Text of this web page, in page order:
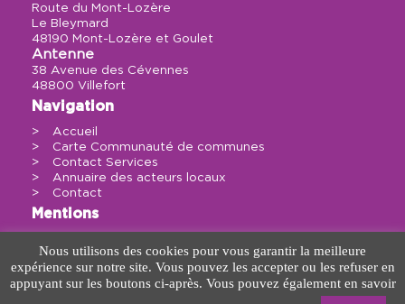
Route du Mont-Lozère
Le Bleymard
48190 Mont-Lozère et Goulet
Antenne
38 Avenue des Cévennes
48800 Villefort
Navigation
Accueil
Carte Communauté de communes
Contact Services
Annuaire des acteurs locaux
Contact
Mentions
Mentions légales
Sitemap
Nous utilisons des cookies pour vous garantir la meilleure
expérience sur notre site. Vous pouvez les accepter ou les refuser en
appuyant sur les boutons ci-après. Vous pouvez également en savoir